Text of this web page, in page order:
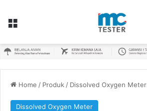
Menu
Home / Produk / Dissolved Oxygen Meter
Dissolved Oxygen Meter